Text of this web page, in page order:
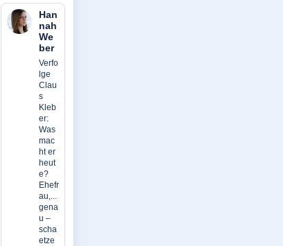
Han
nah
We
ber
Verfo
lge
Clau
s
Kleb
er:
Was
mac
ht er
heut
e?
Ehefr
au,...
gena
u –
scha
etze